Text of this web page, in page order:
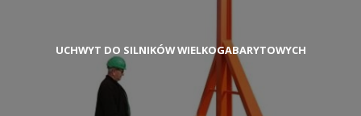
UCHWYT DO SILNIKÓW WIELKOGABARYTOWYCH